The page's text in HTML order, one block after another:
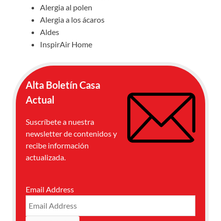
Alergia al polen
Alergia a los ácaros
Aldes
InspirAir Home
Alta Boletín Casa
Actual
Suscríbete a nuestra
newsletter de contenidos y
recibe información
actualizada.
Email Address